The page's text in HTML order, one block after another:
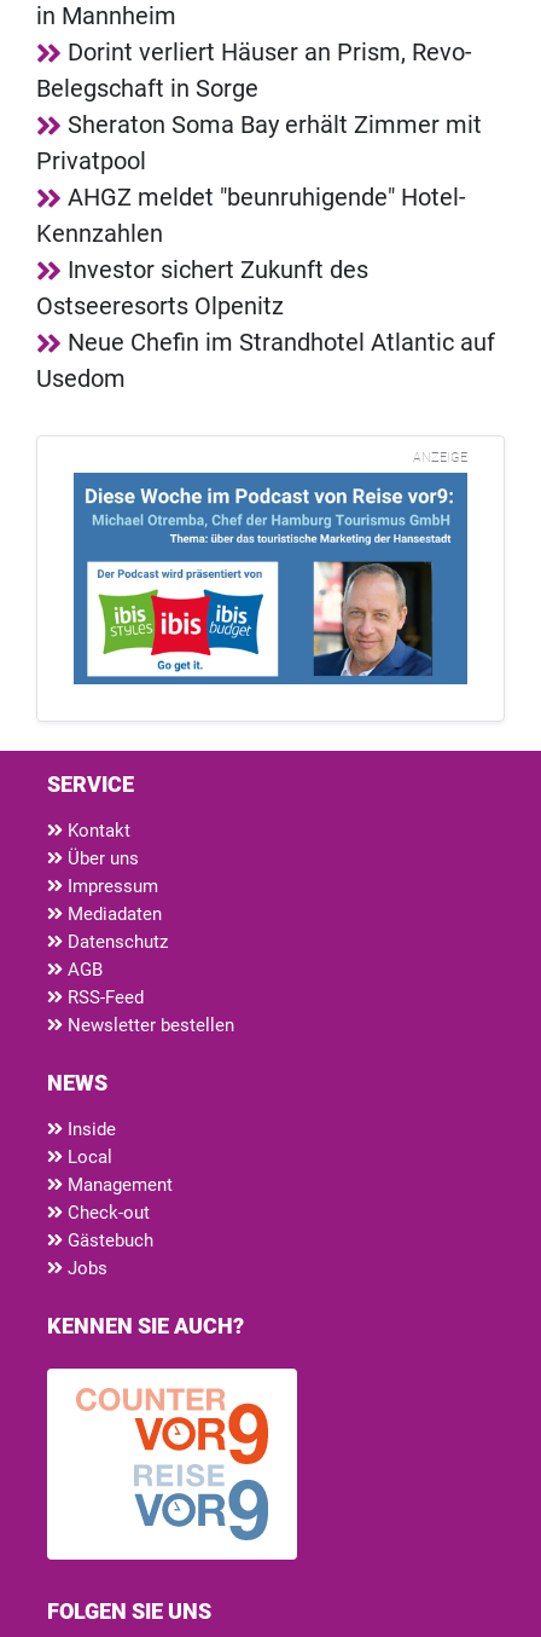
in Mannheim
Dorint verliert Häuser an Prism, Revo-
Belegschaft in Sorge
Sheraton Soma Bay erhält Zimmer mit
Privatpool
AHGZ meldet "beunruhigende" Hotel-
Kennzahlen
Investor sichert Zukunft des
Ostseeresorts Olpenitz
Neue Chefin im Strandhotel Atlantic auf
Usedom
ANZEIGE
SERVICE
Kontakt
Über uns
Impressum
Mediadaten
Datenschutz
AGB
RSS-Feed
Newsletter bestellen
NEWS
Inside
Local
Management
Check-out
Gästebuch
Jobs
KENNEN SIE AUCH?
FOLGEN SIE UNS